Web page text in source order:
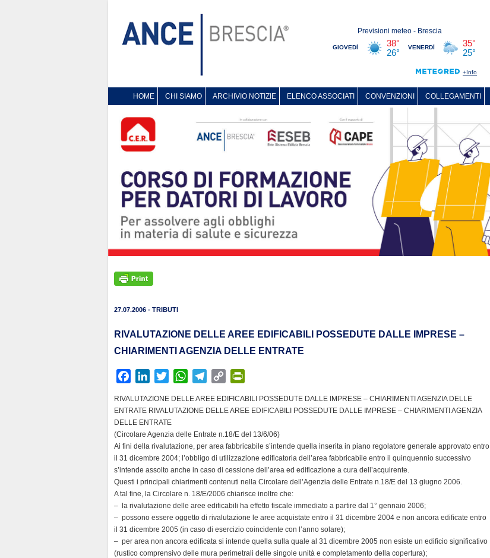
HOME CHI SIAMO ARCHIVIO NOTIZIE ELENCO ASSOCIATI CONVENZIONI COLLEGAMENTI
27.07.2006 - TRIBUTI
RIVALUTAZIONE DELLE AREE EDIFICABILI POSSEDUTE DALLE IMPRESE –
CHIARIMENTI AGENZIA DELLE ENTRATE
c
e
b
o
o
k
n
k
e
d
I
n
i
t
t
e
r
W
a
s
A
p
p
l
g
r
a
m
C
p
L
i
n
k
i
t
F
r
i
e
n
d
l
y
RIVALUTAZIONE DELLE AREE EDIFICABILI POSSEDUTE DALLE IMPRESE – CHIARIMENTI AGENZIA DELLE
ENTRATE RIVALUTAZIONE DELLE AREE EDIFICABILI POSSEDUTE DALLE IMPRESE – CHIARIMENTI AGENZIA
DELLE ENTRATE
(Circolare Agenzia delle Entrate n.18/E del 13/6/06)
Ai fini della rivalutazione, per area fabbricabile s’intende quella inserita in piano regolatore generale approvato entro
il 31 dicembre 2004; l’obbligo di utilizzazione edificatoria dell’area fabbricabile entro il quinquennio successivo
s’intende assolto anche in caso di cessione dell’area ed edificazione a cura dell’acquirente.
Questi i principali chiarimenti contenuti nella Circolare dell’Agenzia delle Entrate n.18/E del 13 giugno 2006.
A tal fine, la Circolare n. 18/E/2006 chiarisce inoltre che:
– la rivalutazione delle aree edificabili ha effetto fiscale immediato a partire dal 1° gennaio 2006;
– possono essere oggetto di rivalutazione le aree acquistate entro il 31 dicembre 2004 e non ancora edificate entro
il 31 dicembre 2005 (in caso di esercizio coincidente con l’anno solare);
– per area non ancora edificata si intende quella sulla quale al 31 dicembre 2005 non esiste un edificio significativo
(rustico comprensivo delle mura perimetrali delle singole unità e completamento della copertura);